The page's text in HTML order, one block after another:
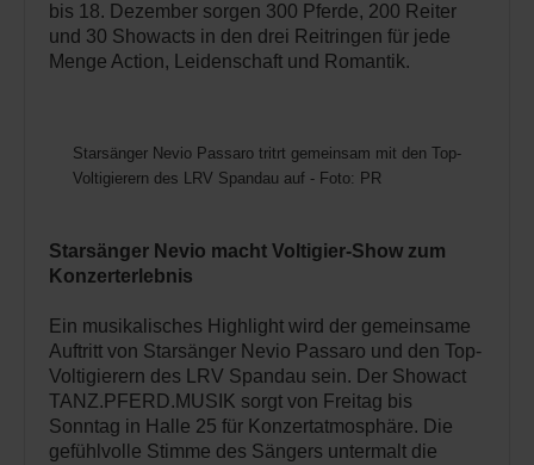
bis 18. Dezember sorgen 300 Pferde, 200 Reiter
und 30 Showacts in den drei Reitringen für jede
Menge Action, Leidenschaft und Romantik.
Starsänger Nevio Passaro tritrt gemeinsam mit den Top-
Voltigierern des LRV Spandau auf - Foto: PR
Starsänger Nevio macht Voltigier-Show zum
Konzerterlebnis
Ein musikalisches Highlight wird der gemeinsame
Auftritt von Starsänger Nevio Passaro und den Top-
Voltigierern des LRV Spandau sein. Der Showact
TANZ.PFERD.MUSIK sorgt von Freitag bis
Sonntag in Halle 25 für Konzertatmosphäre. Die
gefühlvolle Stimme des Sängers untermalt die